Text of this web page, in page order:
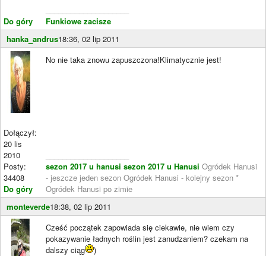
Do góry
Funkiowe zacisze
hanka_andrus18:36, 02 lip 2011
Dołączył:
20 lis
2010
Posty:
34408
Do góry
No nie taka znowu zapuszczona!Klimatycznie jest!
sezon 2017 u hanusi sezon 2017 u Hanusi Ogródek Hanusi
- jeszcze jeden sezon Ogródek Hanusi - kolejny sezon *
Ogródek Hanusi po zimie
monteverde18:38, 02 lip 2011
Cześć początek zapowiada się ciekawie, nie wiem czy
pokazywanie ładnych roślin jest zanudzaniem? czekam na
dalszy ciąg
)